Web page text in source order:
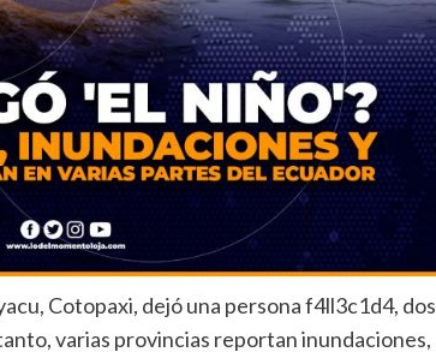
Cotopaxi, dejó una persona f4ll3c1d4, dos
varias provincias reportan inundaciones,